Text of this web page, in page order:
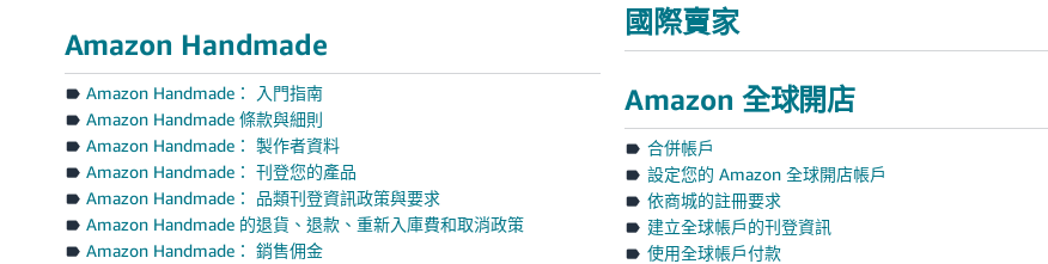
Amazon Handmade
Amazon Handmade： 入門指南
Amazon Handmade 條款與細則
Amazon Handmade： 製作者資料
Amazon Handmade： 刊登您的產品
Amazon Handmade： 品類刊登資訊政策與要求
Amazon Handmade 的退貨、退款、重新入庫費和取消政策
Amazon Handmade： 銷售佣金
國際賣家
Amazon 全球開店
合併帳戶
設定您的 Amazon 全球開店帳戶
依商城的註冊要求
建立全球帳戶的刊登資訊
使用全球帳戶付款